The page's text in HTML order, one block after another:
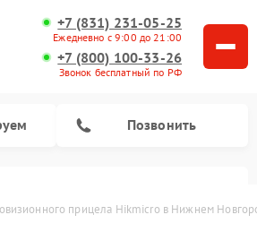
+7 (831) 231-05-25
Ежедневно с 9:00 до 21:00
+7 (800) 100-33-26
Звонок бесплатный по РФ
Позвонить
прицела Hikmicro в Нижнем